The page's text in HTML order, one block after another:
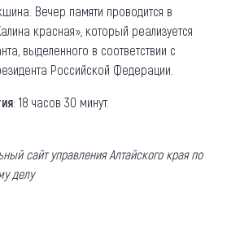
Вечер памяти проводится в
красная», который реализуется
выделенного в соответствии c
Российской Федерации.
: 18 часов 30 минут.
сайт управления Алтайского края по
делу